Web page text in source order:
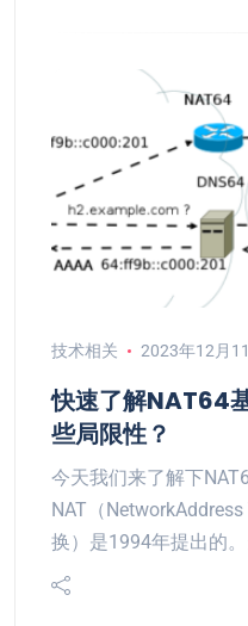
技术相关 2023年12月
快速了解NAT64
些局限性？
今天我们来了解下
NAT（
换）是1994年提出的